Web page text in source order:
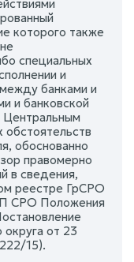
которого также
специальных
и
банками и
и банковской
обоснованно
правомерно
в сведения,
реестре ГрСРО
СРО Положения
от 23
15).